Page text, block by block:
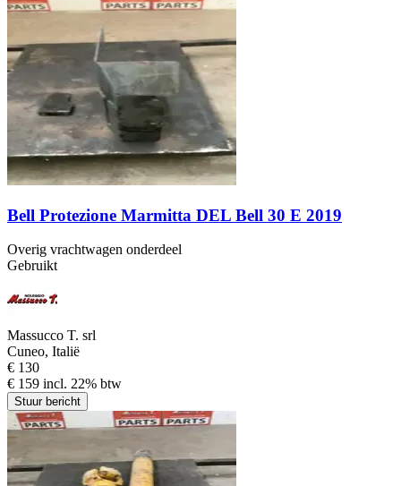
Bell Protezione Marmitta DEL Bell 30 E 2019
Overig vrachtwagen onderdeel
Gebruikt
Massucco T. srl
Cuneo, Italië
€ 130
€ 159 incl. 22% btw
Stuur bericht